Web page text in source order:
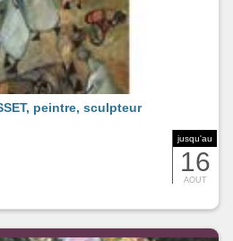
jusqu'au
16
AOUT
peintre, sculpteur